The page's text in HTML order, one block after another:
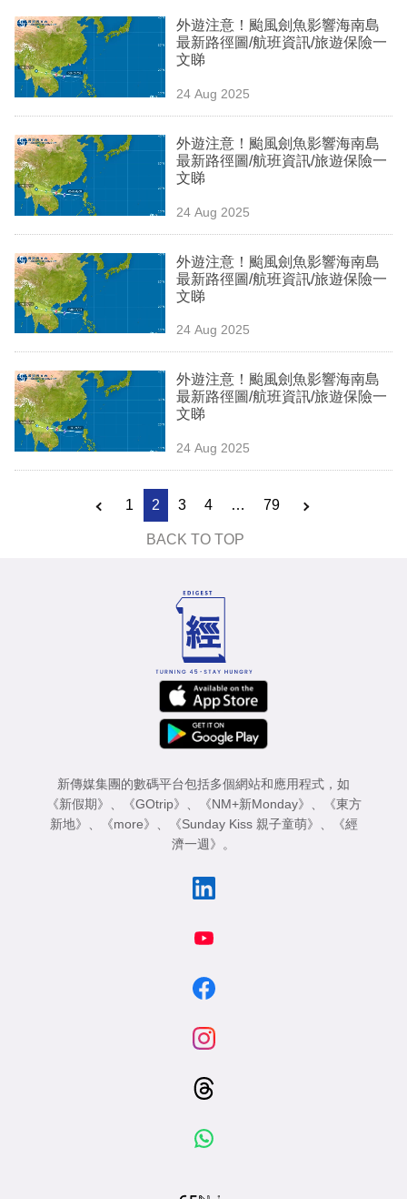
區
外遊注意！颱風劍魚影響海南島
最新路徑圖/航班資訊/旅遊保險一
文睇
24 Aug 2025
外遊注意！颱風劍魚影響海南島
最新路徑圖/航班資訊/旅遊保險一
文睇
24 Aug 2025
外遊注意！颱風劍魚影響海南島
最新路徑圖/航班資訊/旅遊保險一
文睇
24 Aug 2025
外遊注意！颱風劍魚影響海南島
最新路徑圖/航班資訊/旅遊保險一
文睇
24 Aug 2025
1 2 3 4 … 79
BACK TO TOP
新傳媒集團的數碼平台包括多個網站和應用程式，如
《新假期》 、 《GOtrip》 、 《NM+新Monday》 、
《東方
新地》 、 《more》 、 《Sunday Kiss 親子童萌》 、
《經
濟一週》 。